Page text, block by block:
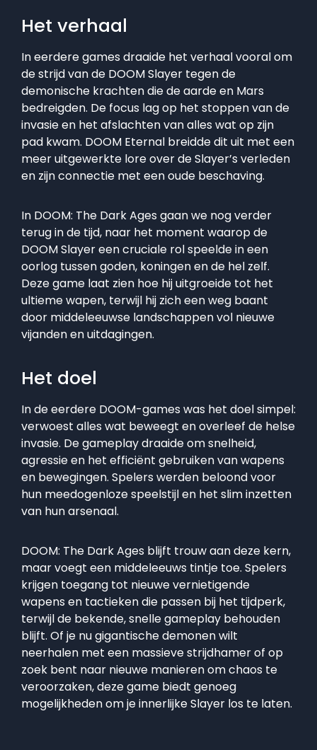
Het verhaal
In eerdere games draaide het verhaal vooral om
de strijd van de DOOM Slayer tegen de
demonische krachten die de aarde en Mars
bedreigden. De focus lag op het stoppen van de
invasie en het afslachten van alles wat op zijn
pad kwam. DOOM Eternal breidde dit uit met een
meer uitgewerkte lore over de Slayer’s verleden
en zijn connectie met een oude beschaving.
In DOOM: The Dark Ages gaan we nog verder
terug in de tijd, naar het moment waarop de
DOOM Slayer een cruciale rol speelde in een
oorlog tussen goden, koningen en de hel zelf.
Deze game laat zien hoe hij uitgroeide tot het
ultieme wapen, terwijl hij zich een weg baant
door middeleeuwse landschappen vol nieuwe
vijanden en uitdagingen.
Het doel
In de eerdere DOOM-games was het doel simpel:
verwoest alles wat beweegt en overleef de helse
invasie. De gameplay draaide om snelheid,
agressie en het efficiënt gebruiken van wapens
en bewegingen. Spelers werden beloond voor
hun meedogenloze speelstijl en het slim inzetten
van hun arsenaal.
DOOM: The Dark Ages blijft trouw aan deze kern,
maar voegt een middeleeuws tintje toe. Spelers
krijgen toegang tot nieuwe vernietigende
wapens en tactieken die passen bij het tijdperk,
terwijl de bekende, snelle gameplay behouden
blijft. Of je nu gigantische demonen wilt
neerhalen met een massieve strijdhamer of op
zoek bent naar nieuwe manieren om chaos te
veroorzaken, deze game biedt genoeg
mogelijkheden om je innerlijke Slayer los te laten.